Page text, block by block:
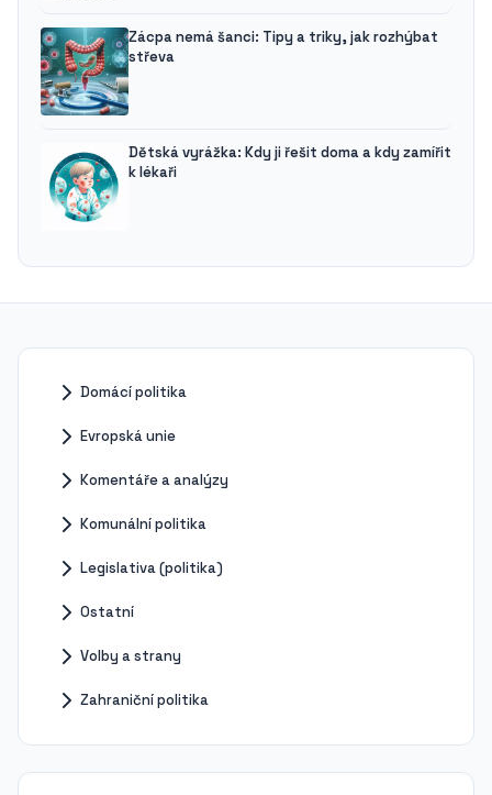
Zácpa nemá šanci: Tipy a triky, jak rozhýbat
střeva
Dětská vyrážka: Kdy ji řešit doma a kdy zamířit
k lékaři
Domácí politika
Evropská unie
Komentáře a analýzy
Komunální politika
Legislativa (politika)
Ostatní
Volby a strany
Zahraniční politika